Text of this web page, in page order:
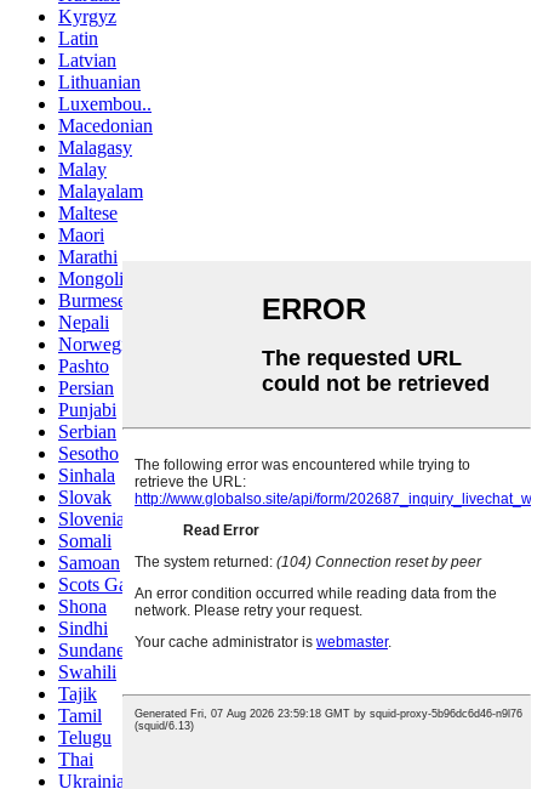
Kyrgyz
Latin
Latvian
Lithuanian
Luxembou..
Macedonian
Malagasy
Malay
Malayalam
Maltese
Maori
Marathi
Mongolian
Burmese
Nepali
Norwegian
Pashto
Persian
Punjabi
Serbian
Sesotho
Sinhala
Slovak
Slovenian
Somali
Samoan
Scots Gaelic
Shona
Sindhi
Sundanese
Swahili
Tajik
Tamil
Telugu
Thai
Ukrainian